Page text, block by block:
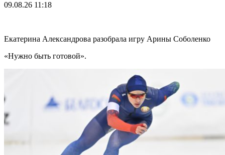
09.08.26 11:18
Екатерина Александрова разобрала игру Арины Соболенко
«Нужно быть готовой».